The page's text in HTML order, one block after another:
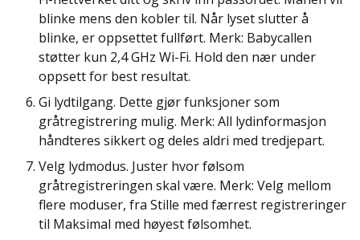
blinke mens den kobler til. Når lyset slutter å
blinke, er oppsettet fullført. Merk: Babycallen
støtter kun 2,4 GHz Wi-Fi. Hold den nær under
oppsett for best resultat.
Gi lydtilgang. Dette gjør funksjoner som
gråtregistrering mulig. Merk: All lydinformasjon
håndteres sikkert og deles aldri med tredjepart.
Velg lydmodus. Juster hvor følsom
gråtregistreringen skal være. Merk: Velg mellom
flere moduser, fra Stille med færrest registreringer
til Maksimal med høyest følsomhet.